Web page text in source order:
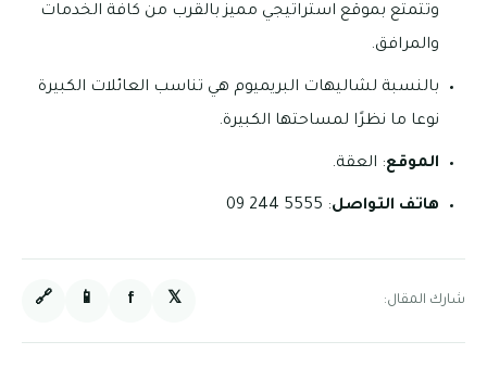
وتتمتع بموقع استراتيجي مميز بالقرب من كافة الخدمات
والمرافق.
بالنسبة لشاليهات البريميوم هي تناسب العائلات الكبيرة
نوعا ما نظرًا لمساحتها الكبيرة.
الموقع: العقة.
هاتف التواصل: 5555 244 09
شارك المقال: 𝕏
f
📱
🔗